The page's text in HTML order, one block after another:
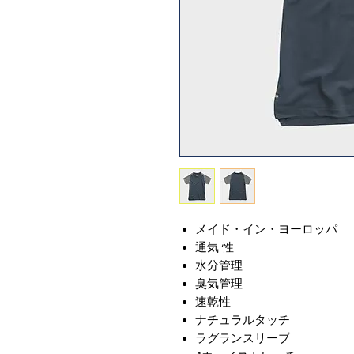
メイド・イン・ヨーロッパ
通気 性
水分管理
臭気管理
速乾性
ナチュラルタッチ
ラグランスリーブ